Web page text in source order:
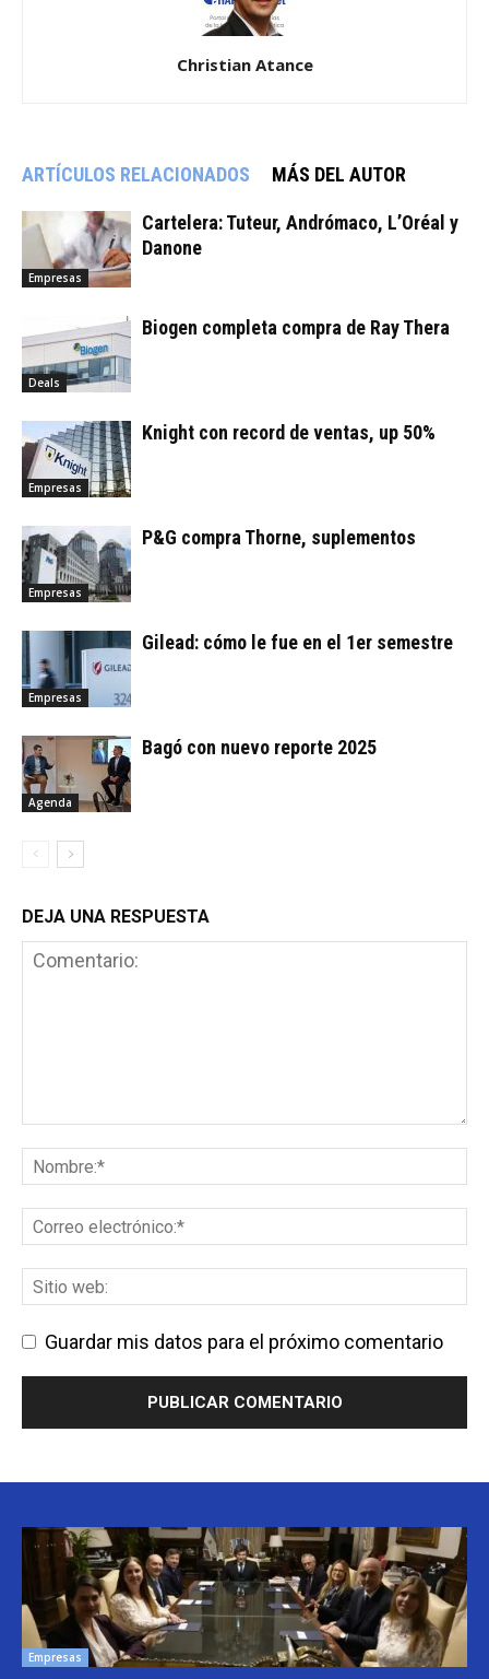
Christian Atance
ARTÍCULOS RELACIONADOS MÁS DEL AUTOR
Empresas
Cartelera: Tuteur, Andrómaco, L’Oréal y
Danone
Deals
Biogen completa compra de Ray Thera
Empresas
Knight con record de ventas, up 50%
Empresas
P&G compra Thorne, suplementos
Empresas
Gilead: cómo le fue en el 1er semestre
Agenda
Bagó con nuevo reporte 2025
DEJA UNA RESPUESTA
Guardar mis datos para el próximo comentario
Empresas